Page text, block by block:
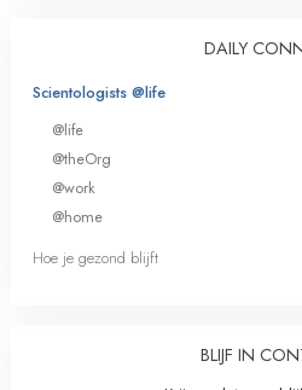
DAILY
Scientologists @life
@life
@theOrg
@work
@home
Hoe je gezond blijft
BLIJF IN